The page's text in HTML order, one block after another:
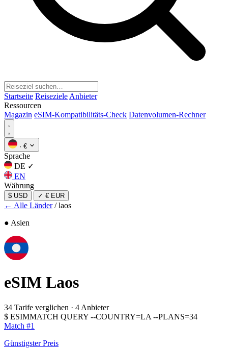
Startseite Reiseziele Anbieter
Ressourcen
Magazin eSIM-Kompatibilitäts-Check Datenvolumen-Rechner
· €
Sprache
DE ✓
EN
Währung
$ USD ✓ € EUR
← Alle Länder / laos
● Asien
eSIM Laos
34 Tarife verglichen · 4 Anbieter
$ ESIMMATCH QUERY --COUNTRY=LA --PLANS=34
Match #1
Günstigster Preis